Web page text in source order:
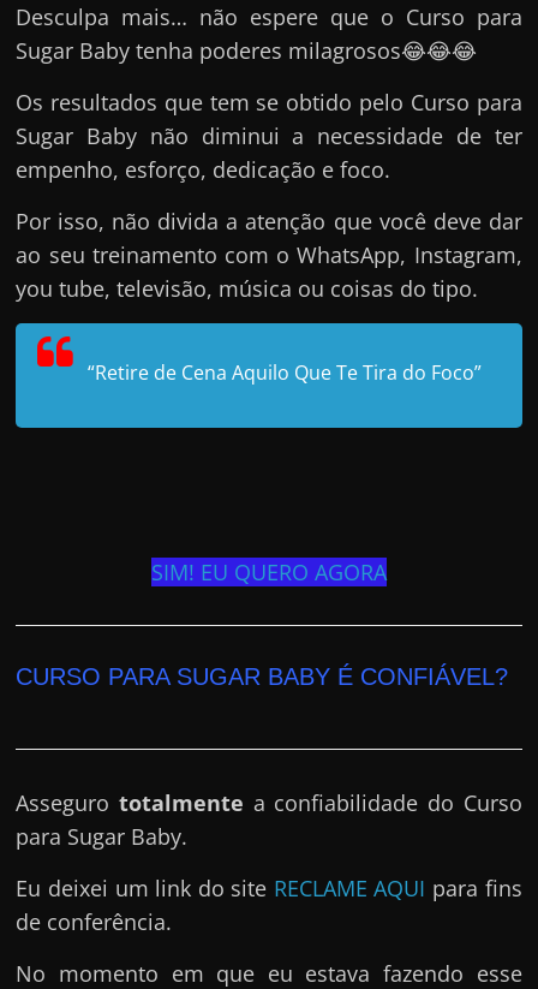
Desculpa mais… não espere que o Curso para
Sugar Baby tenha poderes milagrosos😂😂😂
Os resultados que tem se obtido pelo Curso para
Sugar Baby não diminui a necessidade de ter
empenho, esforço, dedicação e foco.
Por isso, não divida a atenção que você deve dar
ao seu treinamento com o WhatsApp, Instagram,
you tube, televisão, música ou coisas do tipo.
“Retire de Cena Aquilo Que Te Tira do Foco”
SIM! EU QUERO AGORA
CURSO PARA SUGAR BABY É CONFIÁVEL?
Assegurototalmente a confiabilidade do Curso
para Sugar Baby.
Eu deixei um link do site RECLAME AQUI para fins
de conferência.
No momento em que eu estava fazendo esse